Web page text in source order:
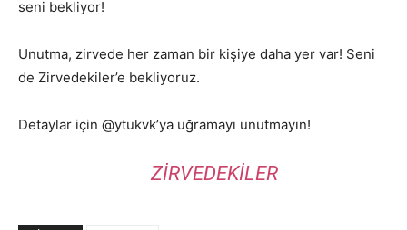
seni bekliyor!
Unutma, zirvede her zaman bir kişiye daha yer var! Seni
de Zirvedekiler’e bekliyoruz.
Detaylar için @ytukvk’ya uğramayı unutmayın!
ZIRVEDEKILER